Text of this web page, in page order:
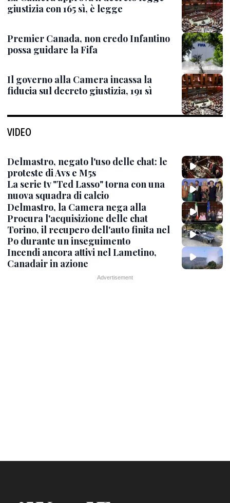
giustizia con 165 sì, è legge
Premier Canada, non credo Infantino
possa guidare la Fifa
Il governo alla Camera incassa la
fiducia sul decreto giustizia, 191 sì
VIDEO
Delmastro, negato l'uso delle chat: le
proteste di Avs e M5s
La serie tv "Ted Lasso" torna con una
nuova squadra di calcio
Delmastro, la Camera nega alla
Procura l'acquisizione delle chat
Torino, il recupero dell'auto finita nel
Po durante un inseguimento
Incendi ancora attivi nel Lametino,
Canadair in azione